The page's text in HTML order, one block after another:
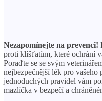
Nezapomínejte na prevenci!
proti klíšťatům, které ochrání
Poraďte se se svým
nejbezpečnější lék pro vašeho
jednoduchých pravidel vám
mazlíčka v bezpečí a